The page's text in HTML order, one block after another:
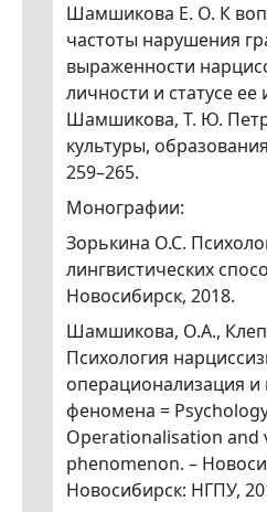
Шамшикова Е. О. К
частоты нарушения
выраженности
личности и статусе
Шамшикова, Т. Ю.
культуры,
259–265.
Монографии:
Зорькина О.С.
лингвистических
Новосибирск, 2018.
Шамшикова, О.А.,
Психология
операционализация
феномена =
Operationalisation
phenomenon. –
Новосибирск: НГПУ,